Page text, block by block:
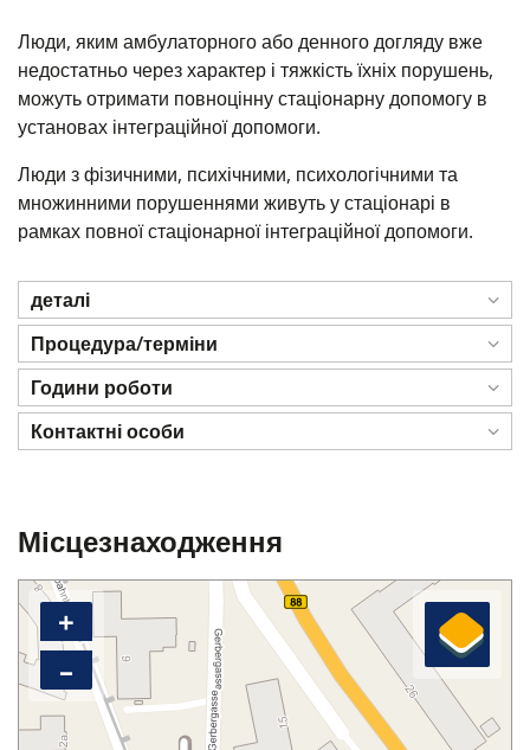
Люди, яким амбулаторного або денного догляду вже
недостатньо через характер і тяжкість їхніх порушень,
можуть отримати повноцінну стаціонарну допомогу в
установах інтеграційної допомоги.
Люди з фізичними, психічними, психологічними та
множинними порушеннями живуть у стаціонарі в
рамках повної стаціонарної інтеграційної допомоги.
деталі
Процедура/терміни
Години роботи
Контактні особи
Місцезнаходження
+
–